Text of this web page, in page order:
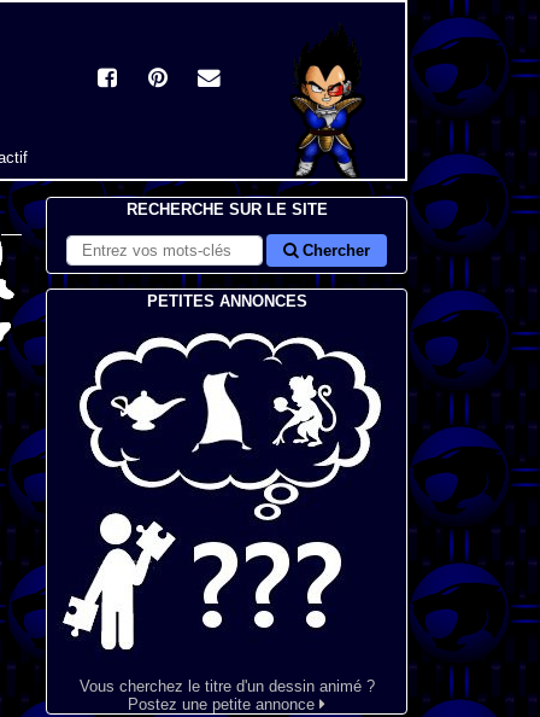
RECHERCHE SUR LE SITE
Chercher
PETITES ANNONCES
Vous cherchez le titre d'un dessin animé ?
Postez une petite annonce